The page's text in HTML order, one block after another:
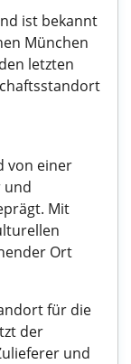
ist bekannt
München
letzten
von einer
und
Mit
Ort
für die
der
und